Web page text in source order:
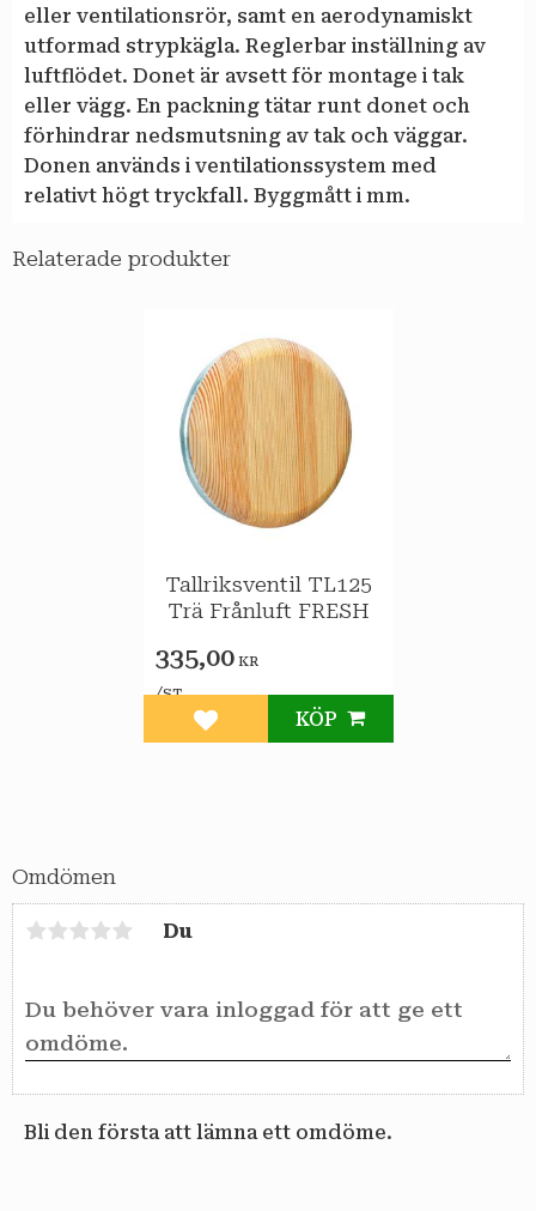
eller ventilationsrör, samt en aerodynamiskt
utformad strypkägla. Reglerbar inställning av
luftflödet. Donet är avsett för montage i tak
eller vägg. En packning tätar runt donet och
förhindrar nedsmutsning av tak och väggar.
Donen används i ventilationssystem med
relativt högt tryckfall. Byggmått i mm.
Omdömen
Du
Bli den första att lämna ett omdöme.
Relaterade produkter
Tallriksventil TL125
Trä Frånluft FRESH
335,00KR
/ST
Lägg till i favoriter
KÖP